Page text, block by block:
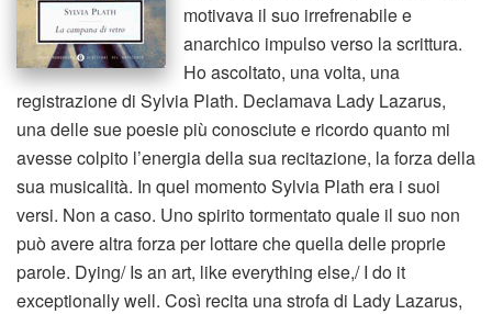
motivava il suo irrefrenabile e
anarchico impulso verso la scrittura.
Ho ascoltato, una volta, una
registrazione di Sylvia Plath. Declamava Lady Lazarus,
una delle sue poesie più conosciute e ricordo quanto mi
avesse colpito l’energia della sua recitazione, la forza della
sua musicalità. In quel momento Sylvia Plath era i suoi
versi. Non a caso. Uno spirito tormentato quale il suo non
può avere altra forza per lottare che quella delle proprie
parole. Dying/ Is an art, like everything else,/ I do it
exceptionally well. Così recita una strofa di Lady Lazarus,